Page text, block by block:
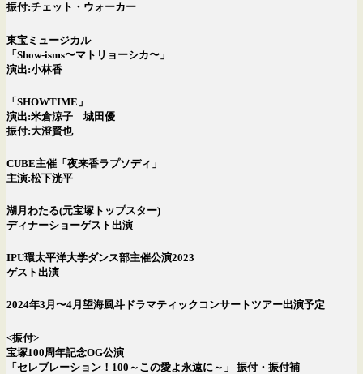
振付:チェット・ウォーカー
東宝ミュージカル
「Show-isms〜マトリョーシカ〜」
演出:小林香
「SHOWTIME」
演出:米倉涼子 城田優
振付:大澄賢也
CUBE主催「夜来香ラプソディ」
主演:松下洸平
湖月わたる(元宝塚トップスター)
ディナーショーゲスト出演
IPU環太平洋大学ダンス部主催公演2023
ゲスト出演
2024年3月〜4月望海風斗ドラマティックコンサートツアー出演予定
<振付>
宝塚100周年記念OG公演
「セレブレーション！100～この愛よ永遠に～」 振付・振付補